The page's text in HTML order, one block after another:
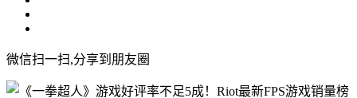
微信扫一扫,分享到朋友圈